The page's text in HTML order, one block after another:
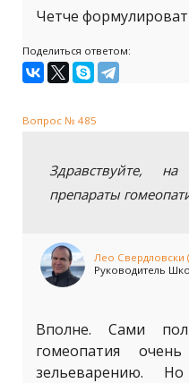
Четче
Поделиться ответом:
Вопрос № 485
Здравствуйте,
препараты
Лео Свердловски
Руководитель
Вполне. Сами
гомеопатия
зельеварению.